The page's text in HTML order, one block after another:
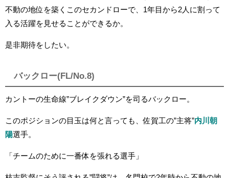
不動の地位を築くこのセカンドローで、1年目から2人に割って
入る活躍を見せることができるか。
是非期待をしたい。
バックロー(FL/No.8)
カントーの生命線”ブレイクダウン”を司るバックロー。
このポジションの目玉は何と言っても、佐賀工の”主将”内川朝
陽選手。
「チームのために一番体を張れる選手」